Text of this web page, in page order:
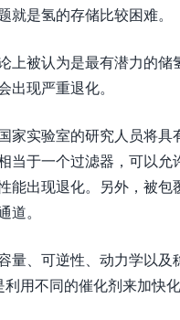
是氢的存储比较困难。
上被认为是最有潜力的
现严重退化。
家实验室的研究人员将
当于一个过滤器，可以
能出现退化。另外，被
。
量、可逆性、动力学以
用不同的催化剂来加快